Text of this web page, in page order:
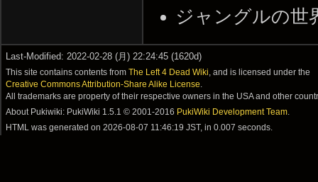
ジャングルの世
Last-Modified: 2022-02-28 (月) 22:24:45 (1620d)
This site contains contents fromThe Left 4 Dead Wiki , and is licensed under the
Creative Commons Attribution-Share Alike License
All trademarks are property of their respective owners in the USA and other
About Pukiwiki: PukiWiki 1.5.1 © 2001-2016 PukiWiki Development Team
HTML was generated on2026-08-07 11:46:19 JST, in 0.007 seconds.